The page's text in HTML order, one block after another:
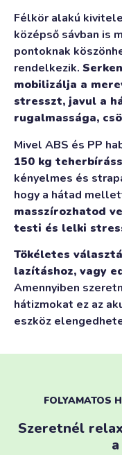
Félkör alakú
középső sávban is
pontoknak
rendelkezik.
mobilizálja a
stresszt, javul a
rugalmassága,
Mivel ABS és PP
150 kg
kényelmes és
hogy a hátad
masszírozhatod
testi és lelki
Tökéletes
lazításhoz, vagy
Amennyiben
hátizmokat ez az
eszköz
FOLYAMATOS
Szeretnél